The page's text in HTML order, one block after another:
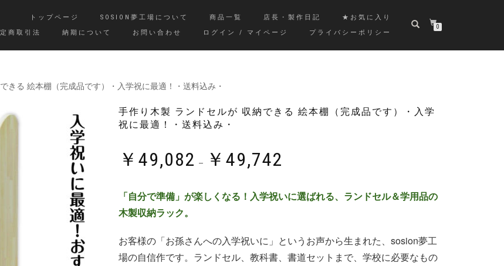
トップページ SOSION夢工場について 商品一覧 店長・製作日記
★お気に入り
商取引法
納期について お問い合わせ ログイン / マイページ プライバシーポリシー
0
きる 絵本棚（完成品です）・入学祝に最適！・送料込み・
手作り木製 ランドセルが 収納できる 絵本棚（完成品です）・入学
祝に最適！・送料込み・
￥ 49,082 – ￥ 49,742
￥49,082
「自分で準備」が楽しくなる！入学祝いに選ばれる、ランドセル＆学用品の
木製収納ラック。
お客様の「お孫さんへの入学祝いに」というお声から生まれた、sosion夢工
場の自信作です。ランドセル、教科書、書道セットまで、学校に必要なもの